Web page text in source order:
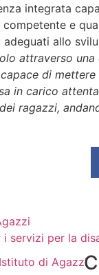
integrata
e
allo
attraverso
di
in carico
ragazzi,
servizi per la